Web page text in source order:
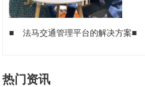
■ 法马交通管理平台的解决方案■
热门资讯